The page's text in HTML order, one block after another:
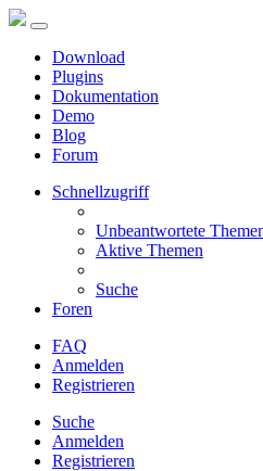
Download
Plugins
Dokumentation
Demo
Blog
Forum
Schnellzugriff
Unbeantwortete
Aktive Themen
Suche
Foren
FAQ
Anmelden
Registrieren
Suche
Anmelden
Registrieren